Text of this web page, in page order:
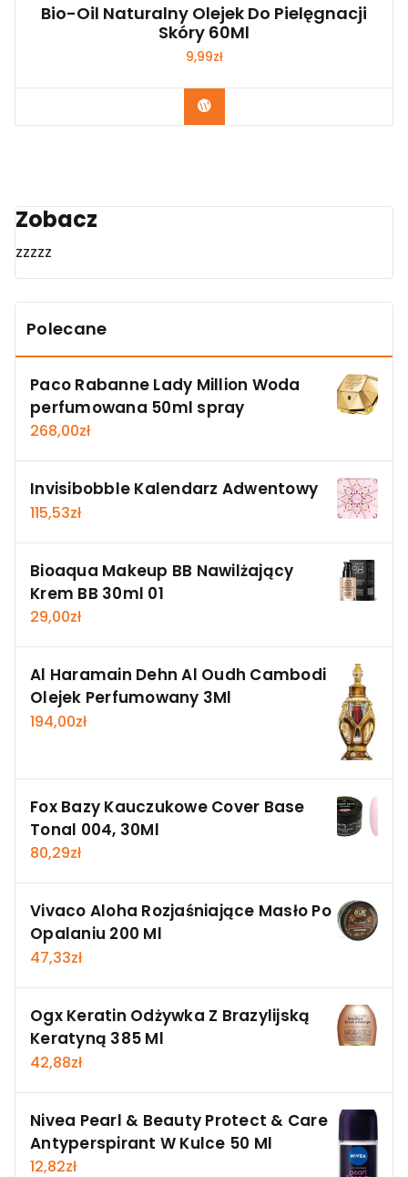
Bio-Oil Naturalny Olejek Do Pielęgnacji
Skóry 60Ml
9,99zł
Zobacz
Zobacz
zzzzz
Polecane
Paco Rabanne Lady Million Woda
perfumowana 50ml spray
268,00zł
Invisibobble Kalendarz Adwentowy
115,53zł
Bioaqua Makeup BB Nawilżający
Krem BB 30ml 01
29,00zł
Al Haramain Dehn Al Oudh Cambodi
Olejek Perfumowany 3Ml
194,00zł
Fox Bazy Kauczukowe Cover Base
Tonal 004, 30Ml
80,29zł
Vivaco Aloha Rozjaśniające Masło Po
Opalaniu 200 Ml
47,33zł
Ogx Keratin Odżywka Z Brazylijską
Keratyną 385 Ml
42,88zł
Nivea Pearl & Beauty Protect & Care
Antyperspirant W Kulce 50 Ml
12,82zł